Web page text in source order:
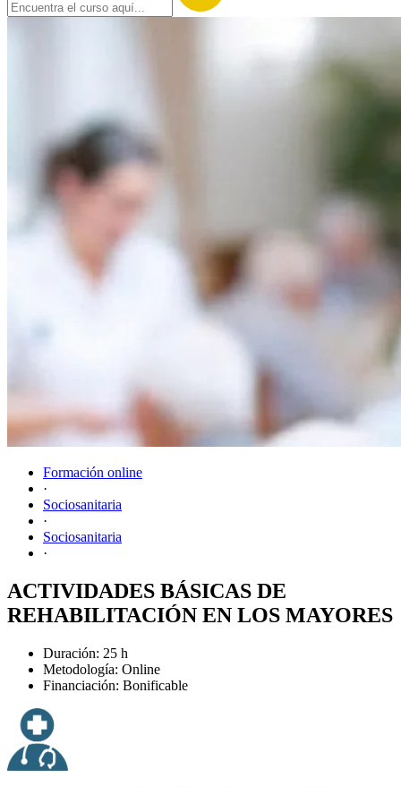
Formación online
·
Sociosanitaria
·
Sociosanitaria
·
ACTIVIDADES BÁSICAS DE
REHABILITACIÓN EN LOS MAYORES
Duración: 25 h
Metodología: Online
Financiación: Bonificable